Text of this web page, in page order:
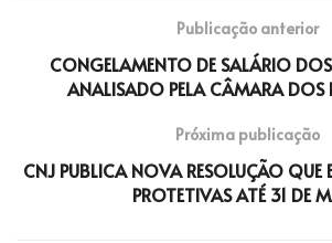
Publicação anterior
CONGELAMENTO DE SALÁRIO DOS
ANALISADO PELA CÂMARA DOS
Próxima publicação
CNJ PUBLICA NOVA RESOLUÇÃO QUE
PROTETIVAS ATÉ 31 DE